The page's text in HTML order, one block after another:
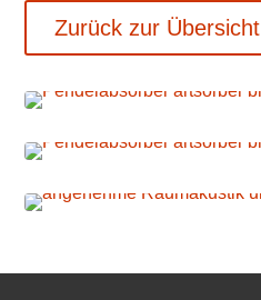
Zurück zur Übersicht